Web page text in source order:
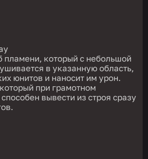
пламени, который с небольшой
в указанную область,
юнитов и наносит им урон.
при грамотном
вывести из строя сразу